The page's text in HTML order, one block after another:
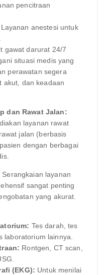
pencitraan
Layanan anestesi untuk
gawat darurat 24/7
situasi medis yang
perawatan segera
akut, dan keadaan
dan Rawat Jalan:
layanan rawat
jalan (berbasis
dengan berbagai
Serangkaian layanan
sangat penting
yang akurat.
Tes darah, tes
laboratorium lainnya.
Rontgen, CT scan,
(EKG): Untuk menilai